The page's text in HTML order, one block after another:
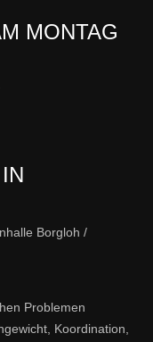
MONTAG
Borgloh /
Problemen
Koordination,